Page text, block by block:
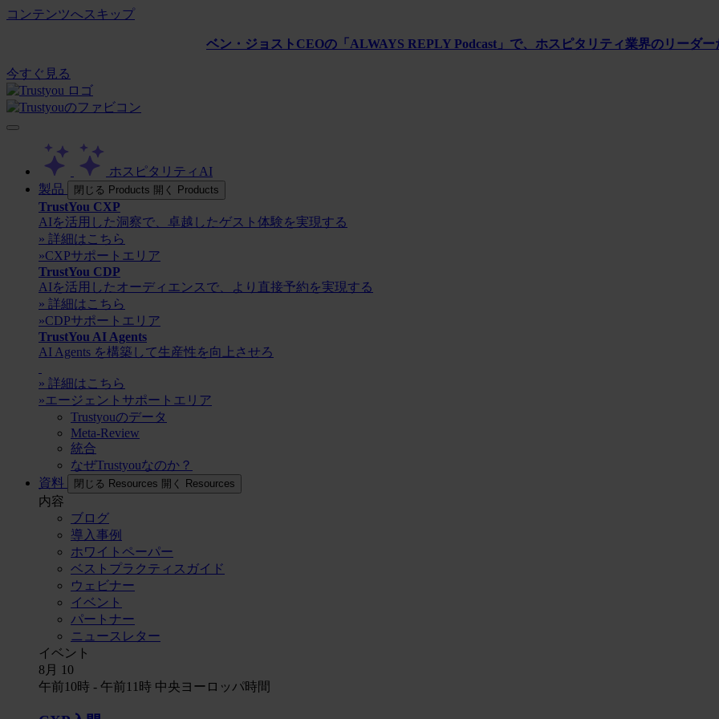
コンテンツへスキップ
ベン・ジョストCEOの「ALWAYS REPLY Podcast」で、ホスピタリティ業界のリーダ
今すぐ見る
ホスピタリティAI
製品
閉じる Products 開く Products
TrustYou CXP
AIを活用した洞察で、卓越したゲスト体験を実現する
» 詳細はこちら
»CXPサポートエリア
TrustYou CDP
AIを活用したオーディエンスで、より直接予約を実現する
» 詳細はこちら
»CDPサポートエリア
TrustYou AI Agents
AI Agents を構築して生産性を向上させろ
» 詳細はこちら
»エージェントサポートエリア
Trustyouのデータ
Meta-Review
統合
なぜTrustyouなのか？
資料
閉じる Resources 開く Resources
内容
ブログ
導入事例
ホワイトペーパー
ベストプラクティスガイド
ウェビナー
イベント
パートナー
ニュースレター
イベント
8月
10
午前10時 - 午前11時 中央ヨーロッパ時間